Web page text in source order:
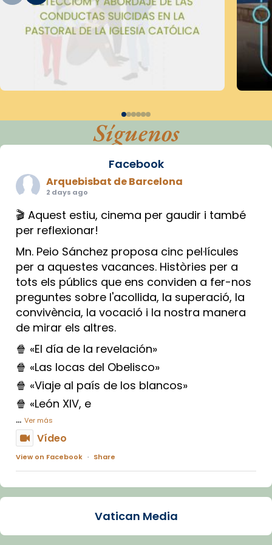
Síguenos
Facebook
Arquebisbat de Barcelona
2 days ago
🎬 Aquest estiu, cinema per gaudir i també
per reflexionar!
Mn. Peio Sánchez proposa cinc pel·lícules
per a aquestes vacances. Històries per a
tots els públics que ens conviden a fer-nos
preguntes sobre l'acollida, la superació, la
convivència, la vocació i la nostra manera
de mirar els altres.
🍿 «El día de la revelación»
🍿 «Las locas del Obelisco»
🍿 «Viaje al país de los blancos»
🍿 «León XIV, e
... Ver más
Vídeo
View on Facebook · Share
Arquebisbat de Barcelona
La Carmina va patir depressió. Fa gairebé
dos mesos, a l'Estadi Lluís Companys, la
Vatican Media